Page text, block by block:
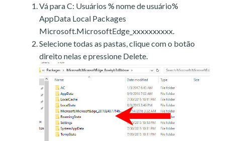
Vá para C: Usuários % nome de usuário%
AppData Local Packages
Microsoft.MicrosoftEdge_xxxxxxxxxx.
Selecione todas as pastas, clique com o botão
direito nelas e pressione Delete.